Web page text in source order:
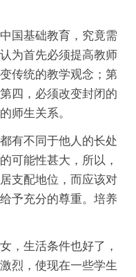
国基础教育，究竟需
为首先必须提高教师
传统的教学观念；第
四，必须改变封闭的
师生关系。
有不同于他人的长处
可能性甚大，所以，
支配地位，而应该对
予充分的尊重。培养
，生活条件也好了，
烈，使现在一些学生